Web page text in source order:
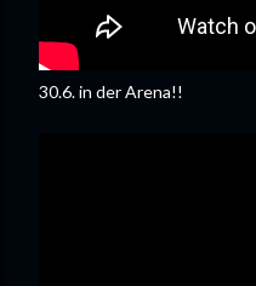
30.6. in der Arena!!